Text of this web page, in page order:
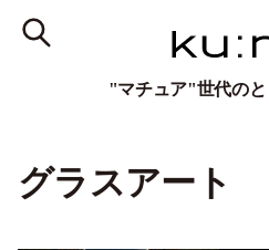
"マチュア"世代のと
グラスアート